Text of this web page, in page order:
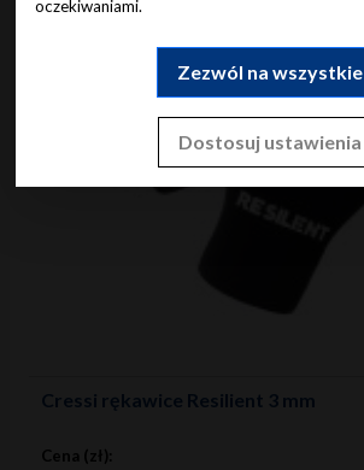
oczekiwaniami.
Zezwól na wszystkie
Dostosuj ustawienia
Cressi rękawice Resilient 3 mm
Cena (zł):